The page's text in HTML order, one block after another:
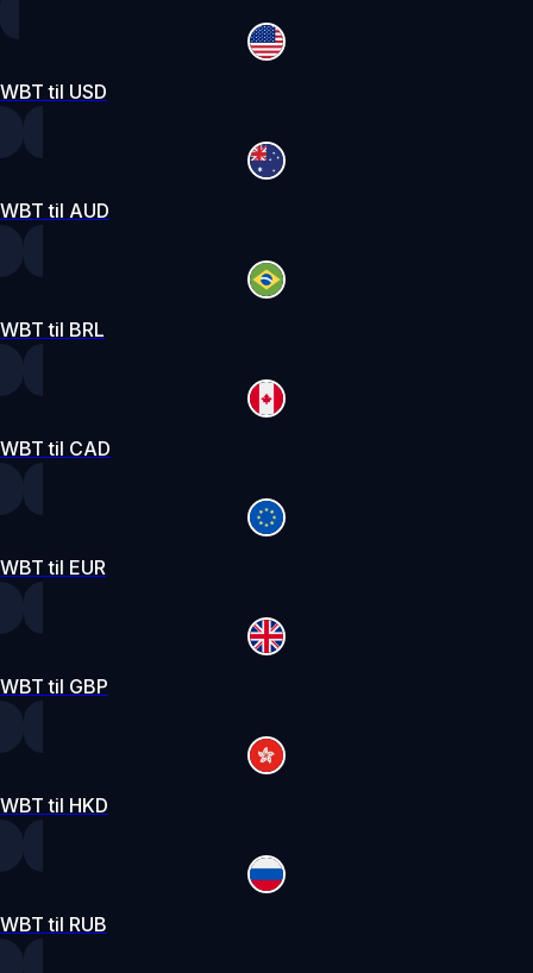
WBT til USD
WBT til AUD
WBT til BRL
WBT til CAD
WBT til EUR
WBT til GBP
WBT til HKD
WBT til RUB